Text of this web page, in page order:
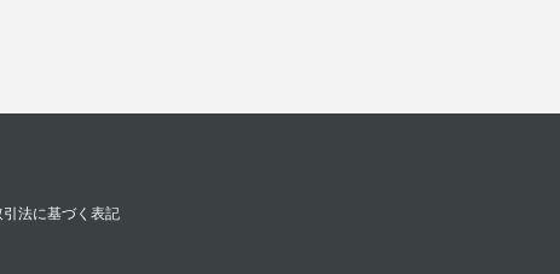
引法に基づく表記